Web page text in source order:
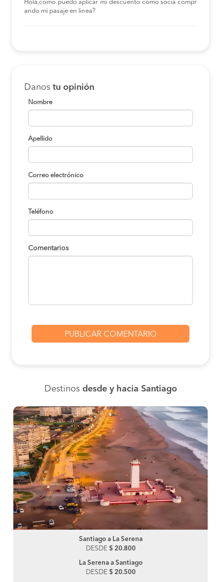
Hola,como puedo aplicar mi descuento como socia compr
ando mi pasaje en linea?
Danos tu opinión
Nombre
Apellido
Correo electrónico
Teléfono
Comentarios
Destinos desde y hacia Santiago
Santiago a La Serena
DESDE $ 20.800
La Serena a Santiago
DESDE $ 20.500